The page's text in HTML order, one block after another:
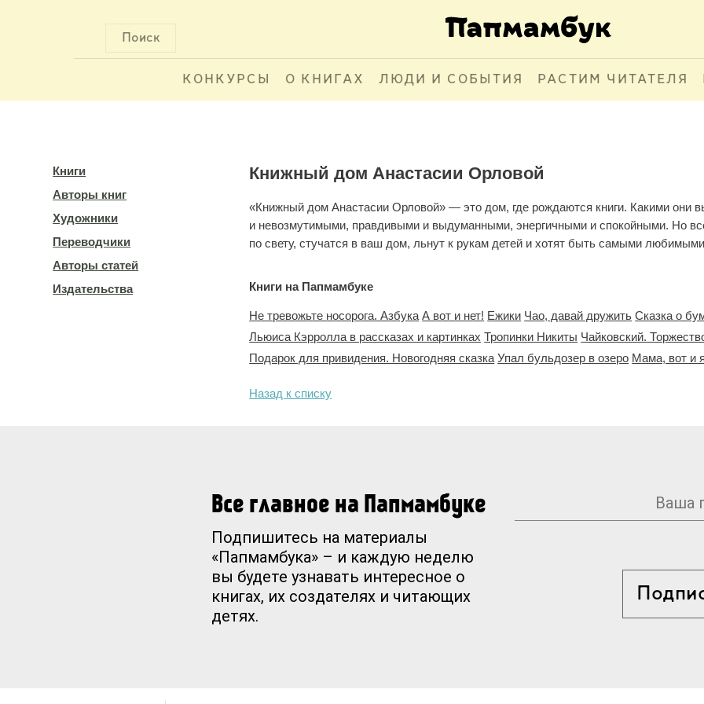
Поиск
КОНКУРСЫ О КНИГАХ ЛЮДИ И СОБЫТИЯ РАСТИМ ЧИТАТЕЛЯ
Книги
Авторы книг
Художники
Переводчики
Авторы статей
Издательства
Книжный дом Анастасии Орловой
«Книжный дом Анастасии Орловой» — это дом, где рождаются книги. Какими они
и невозмутимыми, правдивыми и выдуманными, энергичными и спокойными. Но
по свету, стучатся в ваш дом, льнут к рукам детей и хотят быть самыми
Книги на Папмамбуке
Не тревожьте носорога. Азбука А вот и нет! Ежики Чао, давай дружить Сказка о
Льюиса Кэрролла в рассказах и картинках Тропинки Никиты Чайковский.
Подарок для привидения. Новогодняя сказка Упал бульдозер в озеро Мама, вот и
Назад к списку
Все главное на Папмамбуке
Подпишитесь на материалы
«Папмамбука» – и каждую неделю
вы будете узнавать интересное о
книгах, их создателях и читающих
детях.